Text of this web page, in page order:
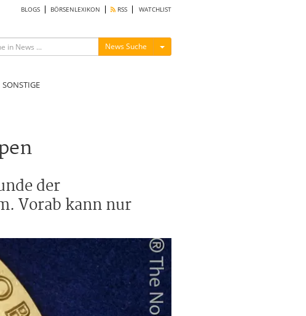
BLOGS BÖRSENLEXIKON RSS WATCHLIST
News Suche Menü ein-/ausblenden
SONSTIGE
der
Vorab kann nur